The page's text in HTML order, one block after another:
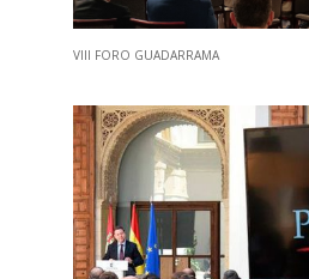
VIII FORO GUADARRAMA